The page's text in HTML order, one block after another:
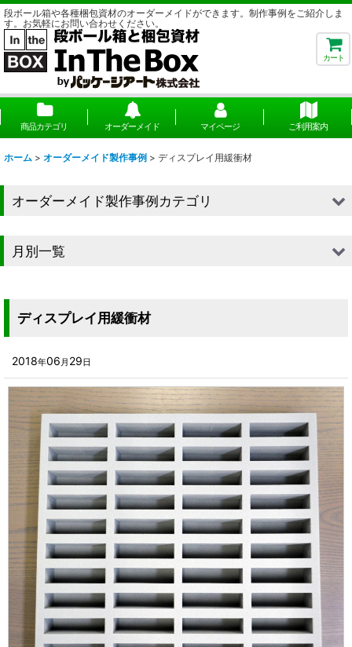
段ボール箱や各種梱包資材のオーダーメイドができます。制作事例をご紹介しま
す。お気軽にお問い合わせください。
カート
商品カテゴリ オーダーメイド マイページ ご利用案内
ホーム > オーダーメイド製作事例 > ディスプレイ用緩衝材
ディスプレイ用緩衝材
2018年06 月 29日
オーダーメイド製作事例カテゴリ
■段ボール（箱以外）
■組箱
■その他箱・ケース
■袋
■ウレタン・スポンジ
■気泡緩衝材・ミラーマット
■その他発泡材・緩衝材
■その他資材
楽器・音響機器用
瓶・缶・ボトル用
スポーツ・アウトドア・健康用
靴・衣類・アパレル小物用
月別一覧
2025年
2023年
2022年
2021年
2020年
2019年
2018年
2017年
2016年
2015年